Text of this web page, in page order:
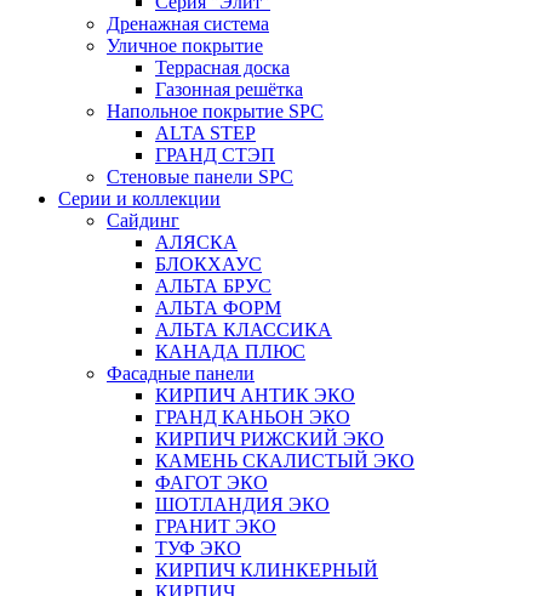
Дренажная система
Уличное покрытие
Террасная доска
Газонная решётка
Напольное покрытие SPC
ALTA STEP
ГРАНД СТЭП
Стеновые панели SPC
Серии и коллекции
Сайдинг
АЛЯСКА
БЛОКХАУС
АЛЬТА БРУС
АЛЬТА ФОРМ
АЛЬТА КЛАССИКА
КАНАДА ПЛЮС
Фасадные панели
КИРПИЧ АНТИК ЭКО
ГРАНД КАНЬОН ЭКО
КИРПИЧ РИЖСКИЙ ЭКО
КАМЕНЬ СКАЛИСТЫЙ ЭКО
ФАГОТ ЭКО
ШОТЛАНДИЯ ЭКО
ГРАНИТ ЭКО
ТУФ ЭКО
КИРПИЧ КЛИНКЕРНЫЙ
КИРПИЧ